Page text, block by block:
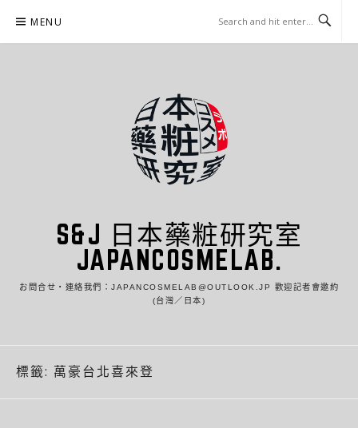
content
MENU
S&J 日本藥粧研究室
JAPANCOSMELAB.
お問合せ・連絡我們：JAPANCOSMELAB@OUTLOOK.JP 歡迎記者會邀約
(台灣／日本)
標籤: 萬豪台北喜來登